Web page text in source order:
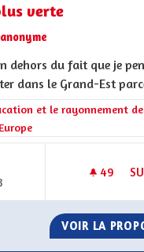
verte
dehors du fait que je
dans le Grand-Est
de la catégorie : La
et le rayonnement
49 49
VOIR LA